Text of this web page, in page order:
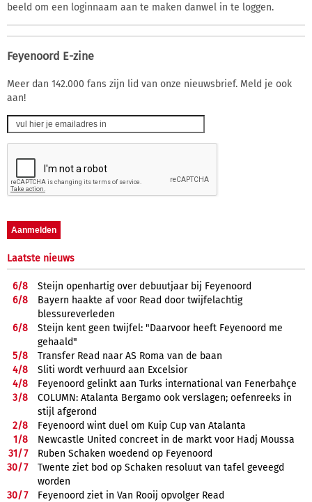
beeld om een loginnaam aan te maken danwel in te loggen.
Feyenoord E-zine
Meer dan 142.000 fans zijn lid van onze nieuwsbrief. Meld je ook
aan!
Laatste nieuws
6/8
Steijn openhartig over debuutjaar bij Feyenoord
6/8
Bayern haakte af voor Read door twijfelachtig
blessureverleden
6/8
Steijn kent geen twijfel: "Daarvoor heeft Feyenoord me
gehaald"
5/8
Transfer Read naar AS Roma van de baan
4/8
Sliti wordt verhuurd aan Excelsior
4/8
Feyenoord gelinkt aan Turks international van Fenerbahçe
3/8
COLUMN: Atalanta Bergamo ook verslagen; oefenreeks in
stijl afgerond
2/8
Feyenoord wint duel om Kuip Cup van Atalanta
1/8
Newcastle United concreet in de markt voor Hadj Moussa
31/7
Ruben Schaken woedend op Feyenoord
30/7
Twente ziet bod op Schaken resoluut van tafel geveegd
worden
30/7
Feyenoord ziet in Van Rooij opvolger Read